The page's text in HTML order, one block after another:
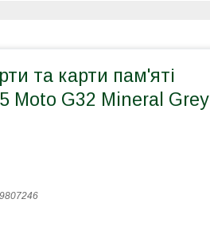
та карти пам'яті
Moto G32 Mineral Grey